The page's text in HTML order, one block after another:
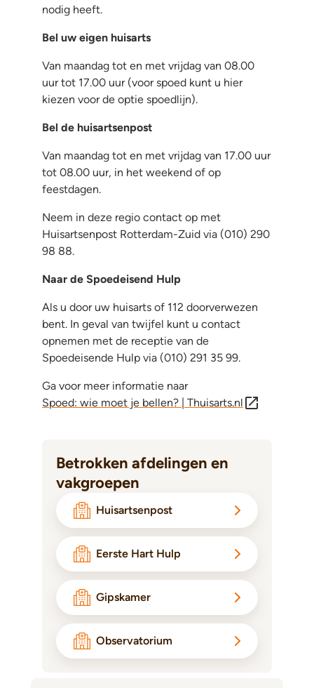
nodig heeft.
Bel uw eigen huisarts
Van maandag tot en met vrijdag van 08.00
uur tot 17.00 uur (voor spoed kunt u hier
kiezen voor de optie spoedlijn).
Bel de huisartsenpost
Van maandag tot en met vrijdag van 17.00 uur
tot 08.00 uur, in het weekend of op
feestdagen.
Neem in deze regio contact op met
Huisartsenpost Rotterdam-Zuid via (010) 290
98 88.
Naar de Spoedeisend Hulp
Als u door uw huisarts of 112 doorverwezen
bent. In geval van twijfel kunt u contact
opnemen met de receptie van de
Spoedeisende Hulp via (010) 291 35 99.
Ga voor meer informatie naar
Spoed: wie moet je bellen? | Thuisarts.nl
Betrokken afdelingen en
vakgroepen
Huisartsenpost
Eerste Hart Hulp
Gipskamer
Observatorium